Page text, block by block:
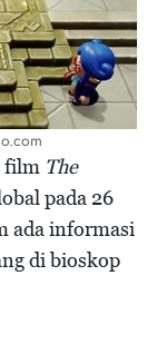
film The
pada 26
ada informasi
di bioskop